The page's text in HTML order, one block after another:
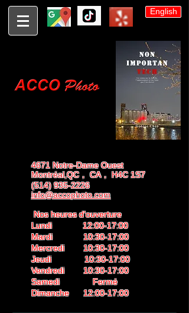
English
4671 Notre-Dame Ouest
Montréal,QC， CA， H4C 1S7
(514) 935-2226
info@accophoto.com
Nos heures d'ouverture
Lundi 12:00-17:00
Mardi 10:30-17:00
Mercredi 10:30-17:00
Jeudi 10:30-17:00
Vendredi 10:30-17:00
Samedi Fermé
Dimanche 12:00-17:00